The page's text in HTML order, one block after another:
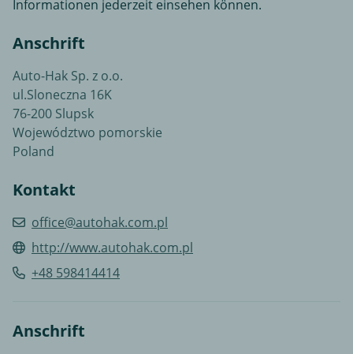
Informationen jederzeit einsehen können.
Anschrift
Auto-Hak Sp. z o.o.
ul.Sloneczna 16K
76-200 Slupsk
Województwo pomorskie
Poland
Kontakt
office@autohak.com.pl
http://www.autohak.com.pl
+48 598414414
Anschrift